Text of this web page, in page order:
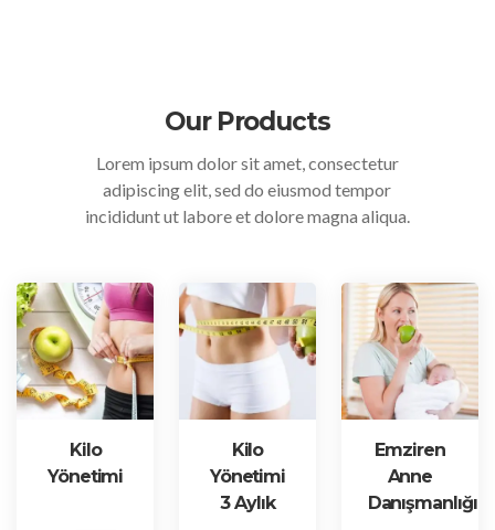
Our Products
Lorem ipsum dolor sit amet, consectetur
adipiscing elit, sed do eiusmod tempor
incididunt ut labore et dolore magna aliqua.
Kilo
Yönetimi
Kilo
Yönetimi
3 Aylık
Emziren
Anne
Danışmanlığı